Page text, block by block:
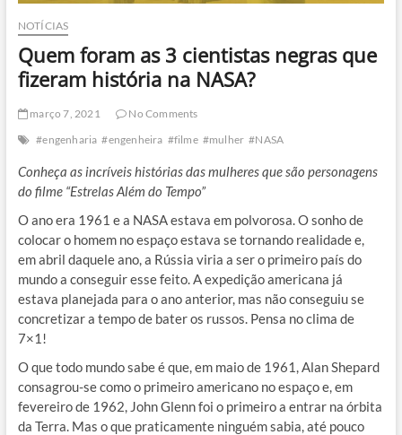
NOTÍCIAS
Quem foram as 3 cientistas negras que
fizeram história na NASA?
março 7, 2021
No Comments
#engenharia #engenheira #filme #mulher #NASA
Conheça as incríveis histórias das mulheres que são personagens
do filme “Estrelas Além do Tempo”
O ano era 1961 e a NASA estava em polvorosa. O sonho de
colocar o homem no espaço estava se tornando realidade e,
em abril daquele ano, a Rússia viria a ser o primeiro país do
mundo a conseguir esse feito. A expedição americana já
estava planejada para o ano anterior, mas não conseguiu se
concretizar a tempo de bater os russos. Pensa no clima de
7×1!
O que todo mundo sabe é que, em maio de 1961, Alan Shepard
consagrou-se como o primeiro americano no espaço e, em
fevereiro de 1962, John Glenn foi o primeiro a entrar na órbita
da Terra. Mas o que praticamente ninguém sabia, até pouco